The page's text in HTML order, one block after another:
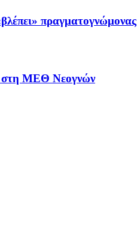
πραγματογνώμονας
στη ΜΕΘ Νεογνών